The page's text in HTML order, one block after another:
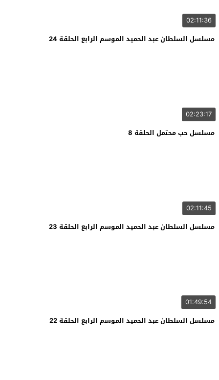
02:11:36
مسلسل السلطان عبد الحميد الموسم الرابع الحلقة 24
02:23:17
مسلسل حب محتمل الحلقة 8
02:11:45
مسلسل السلطان عبد الحميد الموسم الرابع الحلقة 23
01:49:54
مسلسل السلطان عبد الحميد الموسم الرابع الحلقة 22